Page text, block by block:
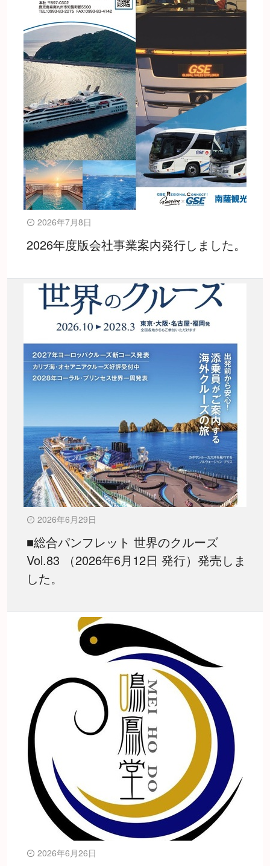
2026年7月8日
2026年度版会社事業案内発行しました。
2026年6月29日
■総合パンフレット 世界のクルーズ
Vol.83 （2026年6月12日 発行）発売しま
した。
2026年6月26日